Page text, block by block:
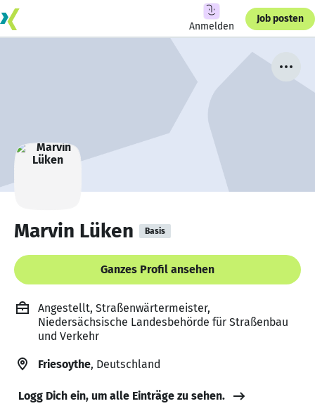
Anmelden
Job posten
Marvin Lüken Basis
Ganzes Profil ansehen
Angestellt, Straßenwärtermeister,
Niedersächsische Landesbehörde für Straßenbau
und Verkehr
Friesoythe, Deutschland
Logg Dich ein, um alle Einträge zu sehen.